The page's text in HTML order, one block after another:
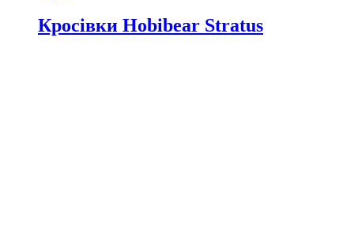
кілька
варіантів.
Кросівки Hobibear Stratus